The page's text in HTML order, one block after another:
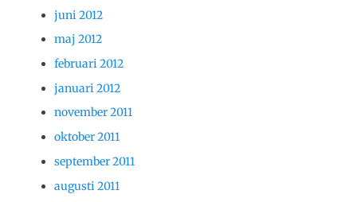
juni 2012
maj 2012
februari 2012
januari 2012
november 2011
oktober 2011
september 2011
augusti 2011